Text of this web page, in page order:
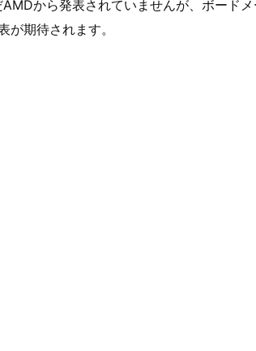
から発表されていませんが、ボードメ
が期待されます。